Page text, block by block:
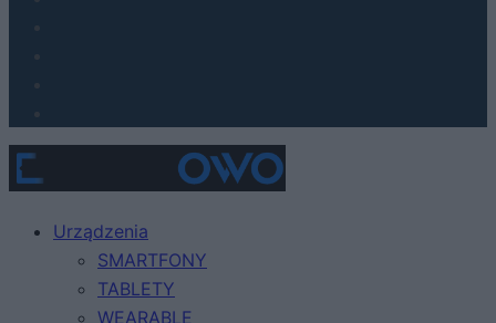
Urządzenia
SMARTFONY
TABLETY
WEARABLE